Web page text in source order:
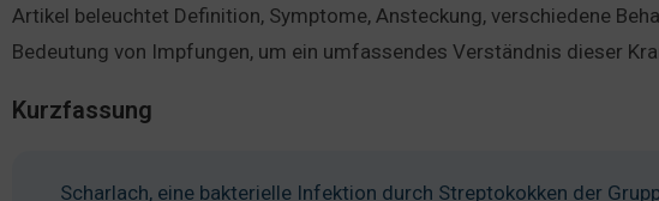
Artikel beleuchtet Definition, Symptome, Ansteckung, verschiedene
Bedeutung von Impfungen, um ein umfassendes Verständnis dieser
Kurzfassung
Scharlach, eine bakterielle Infektion durch Streptokokken der